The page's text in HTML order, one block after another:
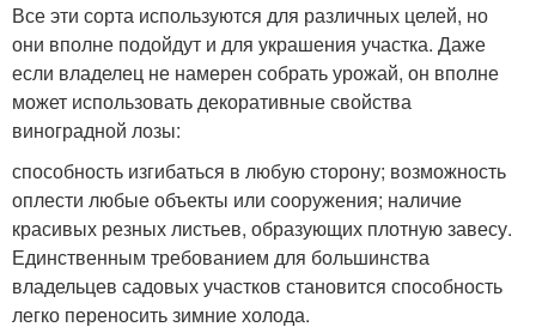
Все эти сорта используются для различных целей, но
они вполне подойдут и для украшения участка. Даже
если владелец не намерен собрать урожай, он вполне
может использовать декоративные свойства
виноградной лозы:
способность изгибаться в любую сторону; возможность
оплести любые объекты или сооружения; наличие
красивых резных листьев, образующих плотную завесу.
Единственным требованием для большинства
владельцев садовых участков становится способность
легко переносить зимние холода.